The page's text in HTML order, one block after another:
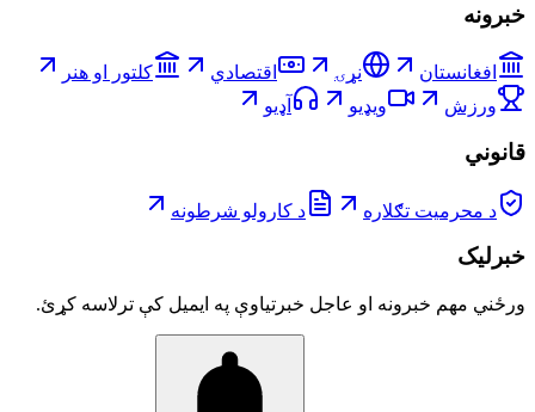
خبرونه
افغانستان نړۍ اقتصادي
کلتور او هنر
ورزش
ویډیو آډیو
قانوني
د محرمیت تګلاره د کارولو شرطونه
خبرلیک
ورځني مهم خبرونه او عاجل خبرتیاوې په ایمیل کې ترلاسه کړئ.